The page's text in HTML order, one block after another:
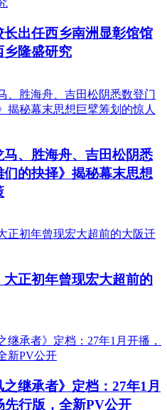
出任西乡南洲显彰馆馆
乡隆盛研究
马、胜海舟、吉田松阴悉
的抉择》揭秘幕末思想
正初年曾现宏大超前的
继承者》定档：27年1月
先行版，全新PV公开